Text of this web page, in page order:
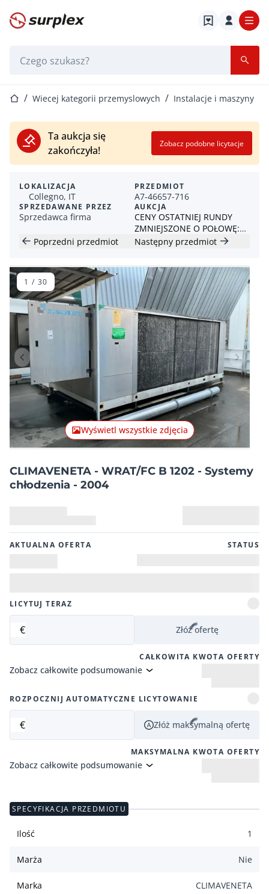
Strona główna
Strona główna
Wiecej kategorii przemyslowych Instalacje i maszyny
Ta aukcja się
zakończyła!
Zobacz podobne licytacje
LOKALIZACJA
Collegno, IT
SPRZEDAWANE PRZEZ
Sprzedawca firma
PRZEDMIOT
A7-46657-716
AUKCJA
CENY OSTATNIEJ RUNDY
ZMNIEJSZONE O POŁOWĘ:
Pojedyncza partia maszyn
belierki BRUDERER BSTA25!
Poprzedni przedmiot Następny przedmiot
Poprzednia pozycja
Wyświetl wszystkie zdjęcia
1 / 30
CLIMAVENETA - WRAT/FC B 1202 - Systemy
chłodzenia - 2004
AKTUALNA OFERTA STATUS
LICYTUJ TERAZ
€ Złóż ofertę
CAŁKOWITA KWOTA OFERTY
Zobacz całkowite podsumowanie
ROZPOCZNIJ AUTOMATYCZNE LICYTOWANIE
€ Złóż maksymalną ofertę
MAKSYMALNA KWOTA OFERTY
Zobacz całkowite podsumowanie
SPECYFIKACJA PRZEDMIOTU
Ilość 1
Marża Nie
Marka CLIMAVENETA